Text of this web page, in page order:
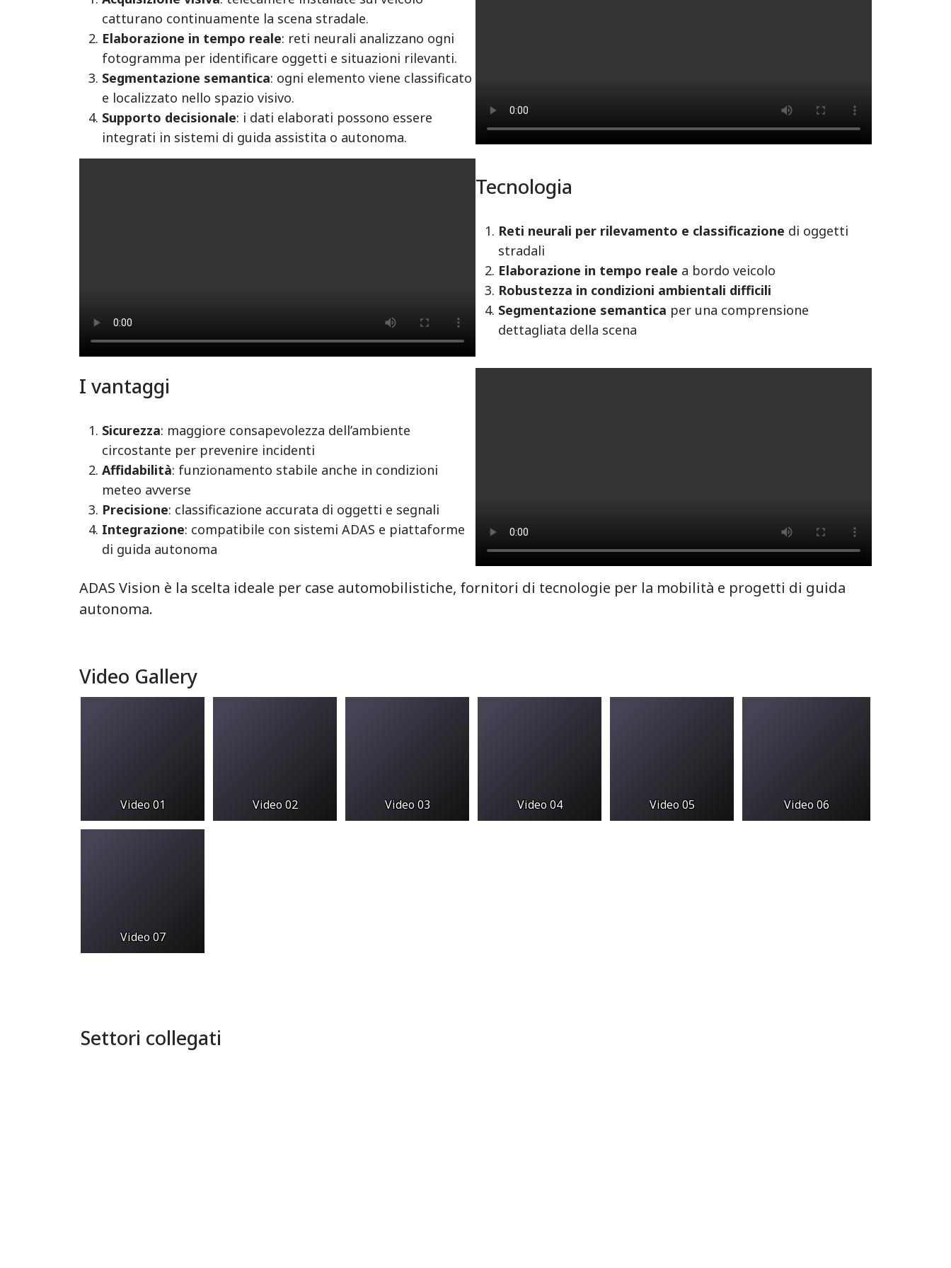
catturano continuamente la scena stradale.
Elaborazione in tempo reale: reti neurali analizzano ogni
fotogramma per identificare oggetti e situazioni rilevanti.
Segmentazione semantica: ogni elemento viene classificato
e localizzato nello spazio visivo.
Supporto decisionale: i dati elaborati possono essere
integrati in sistemi di guida assistita o autonoma.
Tecnologia
Reti neurali per rilevamento e classificazione di oggetti
stradali
Elaborazione in tempo reale a bordo veicolo
Robustezza in condizioni ambientali difficili
Segmentazione semantica per una comprensione
dettagliata della scena
I vantaggi
Sicurezza: maggiore consapevolezza dell’ambiente
circostante per prevenire incidenti
Affidabilità: funzionamento stabile anche in condizioni
meteo avverse
Precisione: classificazione accurata di oggetti e segnali
Integrazione: compatibile con sistemi ADAS e piattaforme
di guida autonoma
ADAS Vision è la scelta ideale per case automobilistiche, fornitori di tecnologie per la mobilità e progetti di guida
autonoma.
Video Gallery
Video 01 Video 02 Video 03 Video 04 Video 05 Video 06
Video 07
Settori collegati